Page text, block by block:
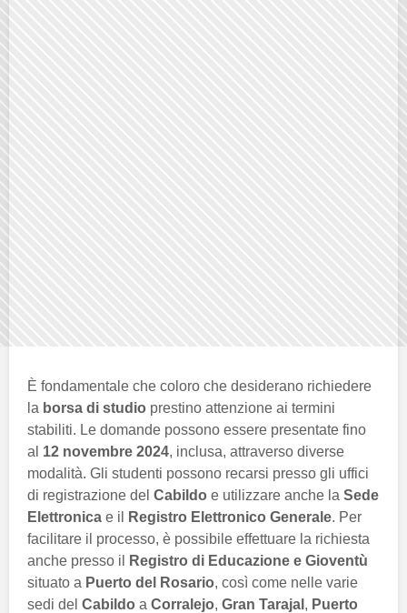
È fondamentale che coloro che desiderano richiedere
la borsa di studio prestino attenzione ai termini
stabiliti. Le domande possono essere presentate fino
al 12 novembre 2024, inclusa, attraverso diverse
modalità. Gli studenti possono recarsi presso gli uffici
di registrazione del Cabildo e utilizzare anche la Sede
Elettronica e il Registro Elettronico Generale. Per
facilitare il processo, è possibile effettuare la richiesta
anche presso il
Registro di Educazione e Gioventù
situato a Puerto del Rosario, così come nelle varie
sedi del Cabildo a Corralejo, Gran Tarajal , Puerto